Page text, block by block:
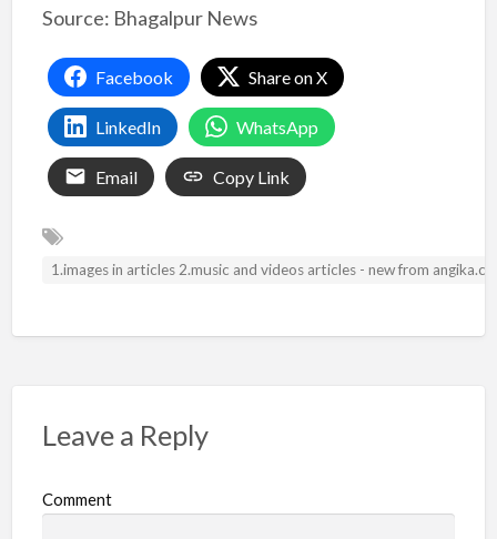
Source: Bhagalpur News
Facebook Share on X
LinkedIn WhatsApp
Email Copy Link
1.images in articles 2.music and videos articles - new from
Leave a Reply
Comment